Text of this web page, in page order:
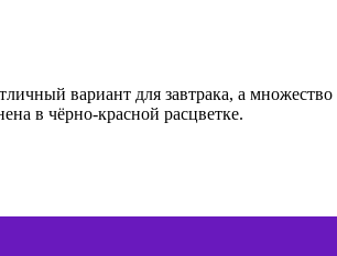
вариант для завтрака, а
в чёрно-красной расцветке.